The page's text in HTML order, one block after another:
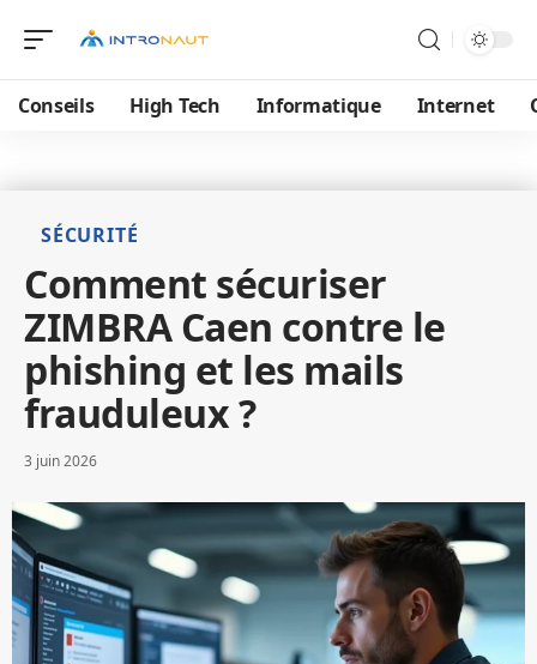
Conseils High Tech Informatique Internet
SÉCURITÉ
Comment sécuriser
ZIMBRA Caen contre le
phishing et les mails
frauduleux ?
3 juin 2026